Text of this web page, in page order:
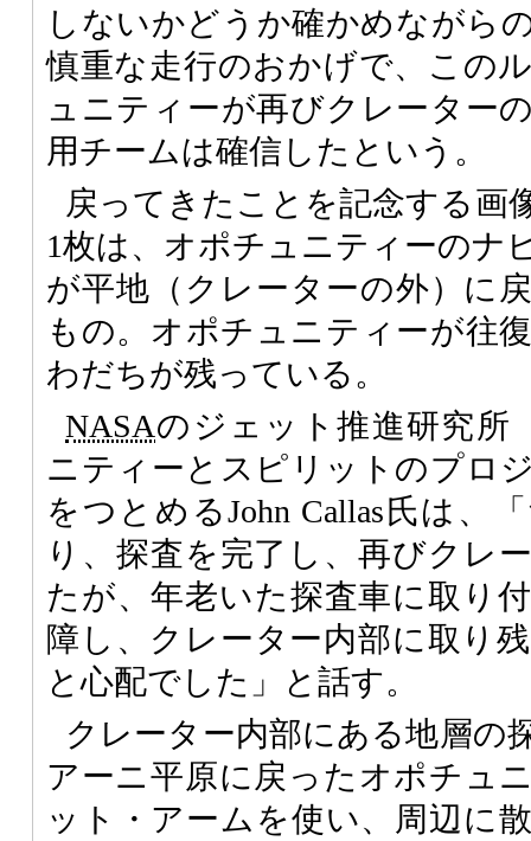
しないかどうか確かめながら
慎重な走行のおかげで、この
ュニティーが再びクレーター
用チームは確信したという。
戻ってきたことを記念する画
1枚は、オポチュニティーのナ
が平地（クレーターの外）に
もの。オポチュニティーが往
わだちが残っている。
NASAのジェット推進研究所
ニティーとスピリットのプロ
をつとめるJohn Callas氏は、
り、探査を完了し、再びクレ
たが、年老いた探査車に取り
障し、クレーター内部に取り
と心配でした」と話す。
クレーター内部にある地層の
アーニ平原に戻ったオポチュ
ット・アームを使い、周辺に